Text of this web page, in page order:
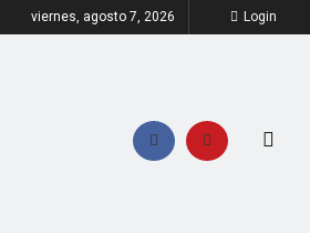
viernes, agosto 7, 2026 Login